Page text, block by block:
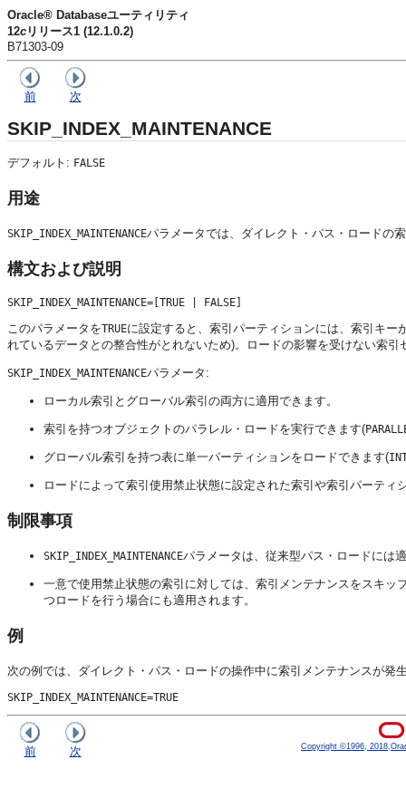
Oracle® Databaseユーティリティ
12c リリース1 (12.1.0.2)
B71303-09
前 次
SKIP_INDEX_MAINTENANCE
デフォルト: FALSE
用途
SKIP_INDEX_MAINTENANCEパラメータでは、 ダイレクト・パス・ロードの
構文および説明
このパラメータをTRUEに設定すると、索引パーティションには、索引キ
れているデータとの整合性がとれないため)。ロードの影響を受けない索
SKIP_INDEX_MAINTENANCEパラメータ:
ローカル索引とグローバル索引の両方に適用できます。
索引を持つオブジェクトのパラレル・ロードを実行できます(
グローバル索引を持つ表に単一パーティションをロードできます(
ロードによって索引使用禁止状態に設定された索引や索引パーテ
制限事項
SKIP_INDEX_MAINTENANCEパラメータは、従来型パス・ロードには
一意で使用禁止状態の索引に対しては、索引メンテナンスをスキ
つロードを行う場合にも適用されます。
例
次の例では、ダイレクト・パス・ロードの操作中に索引メンテナンスが発
SKIP_INDEX_MAINTENANCE=TRUE
前 次 Copyright ©1996,